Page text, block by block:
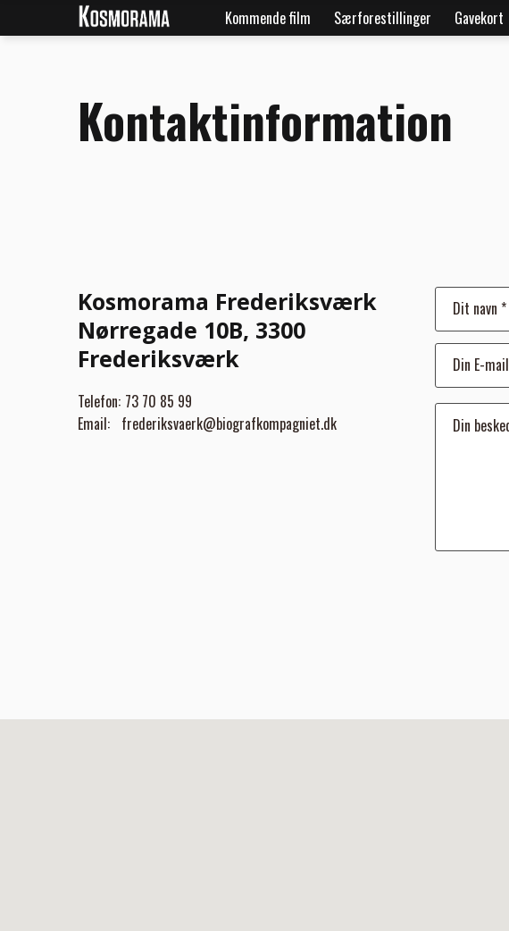
Kommende film Særforestillinger Gavekort
Kontaktinformation
Kosmorama Frederiksværk
Nørregade 10B, 3300
Frederiksværk
Telefon: 73 70 85 99
Email: frederiksvaerk@biografkompagniet.dk